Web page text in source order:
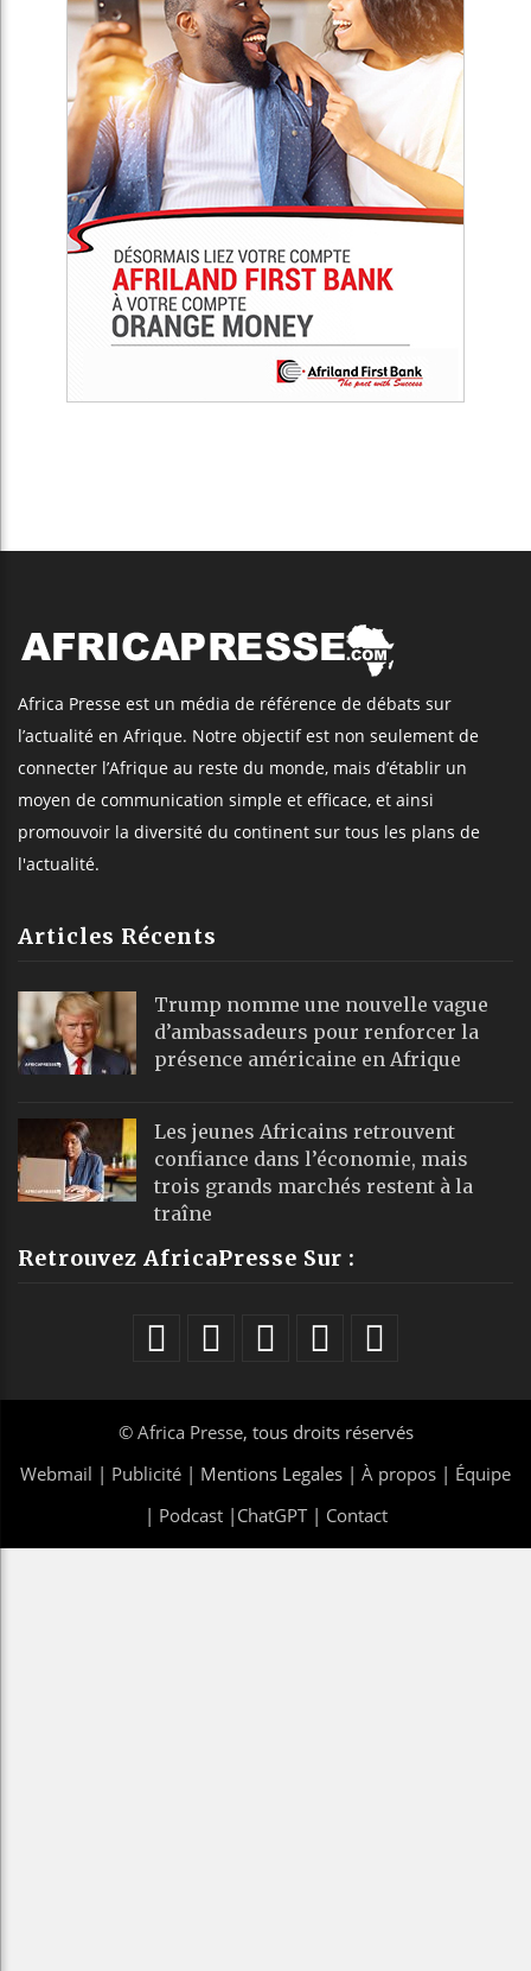
Africa Presse est un média de référence de débats sur
l’actualité en Afrique. Notre objectif est non seulement de
connecter l’Afrique au reste du monde, mais d’établir un
moyen de communication simple et efficace, et ainsi
promouvoir la diversité du continent sur tous les plans de
l'actualité.
Articles Récents
Trump nomme une nouvelle vague
d’ambassadeurs pour renforcer la
présence américaine en Afrique
Les jeunes Africains retrouvent
confiance dans l’économie, mais
trois grands marchés restent à la
traîne
Retrouvez AfricaPresse Sur :
© Africa Presse, tous droits réservés
Webmail | Publicité | Mentions Legales | À propos | Équipe
| Podcast| ChatGPT| Contact